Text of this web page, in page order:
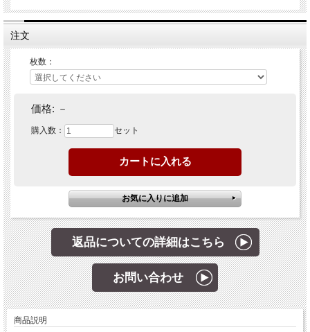
注文
枚数：
価格: －
購入数： セット
返品についての詳細はこちら
お問い合わせ
商品説明